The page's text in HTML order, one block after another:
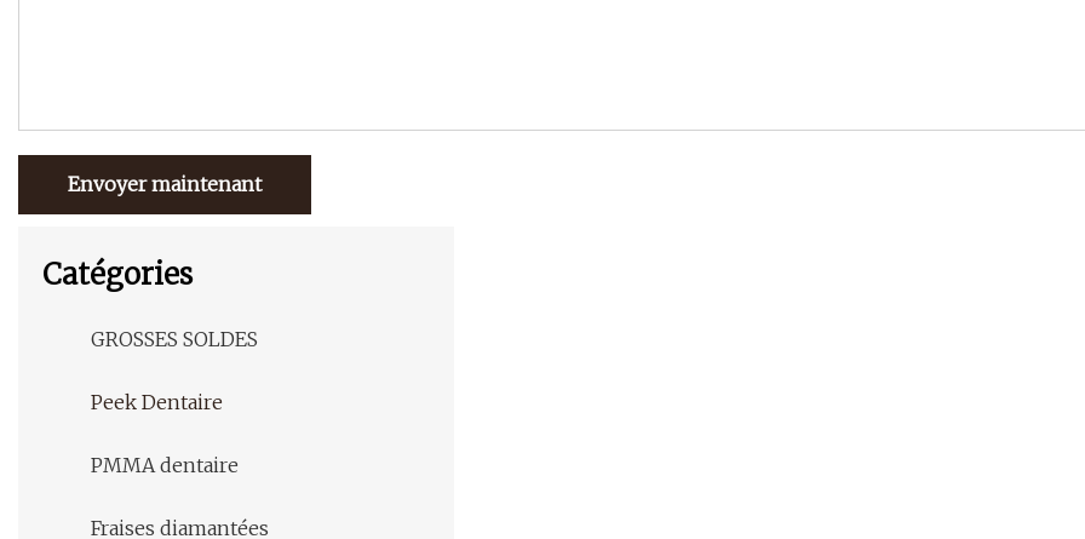
Envoyer maintenant
Catégories
GROSSES SOLDES
Peek Dentaire
PMMA dentaire
Fraises diamantées